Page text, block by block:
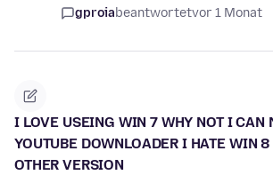
gproiabeantwortetvor 1 Monat
I LOVE USEING WIN 7 WHY NOT I CAN
YOUTUBE DOWNLOADER I HATE WIN
OTHER VERSION